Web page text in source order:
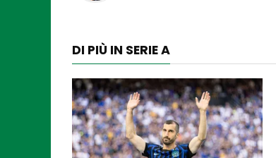
DI PIÙ IN SERIE A